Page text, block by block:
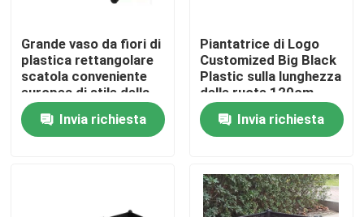
notizie
Tutti i casi
Scatola di plastica della piantatrice del giardino
Grande vaso da fiori di
plastica rettangolare
scatola conveniente
europea di stile della
singola che pianta
giardinaggio
piantando scatola
Invia richiesta
Piantatrice di Logo
Customized Big Black
Plastic sulla lunghezza
delle ruote 120cm
Invia richiesta